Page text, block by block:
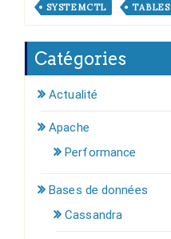
SYSTEMCTL
TABLES
Catégories
Actualité
Apache
Performance
Bases de données
Cassandra